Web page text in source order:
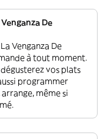
De
Venganza De
à tout moment.
vos plats
programmer
même si